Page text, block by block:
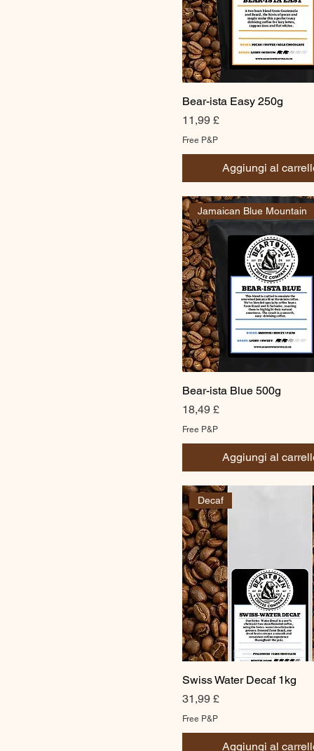
Bear-ista Easy 250g
Prezzo
11,99 £
Free P&P
Aggiungi al
Jamaican Blue Mountain
Bear-ista Blue 500g
Prezzo
18,49 £
Free P&P
Aggiungi al
Decaf
Swiss Water Decaf 1kg
Prezzo
31,99 £
Free P&P
Aggiungi al